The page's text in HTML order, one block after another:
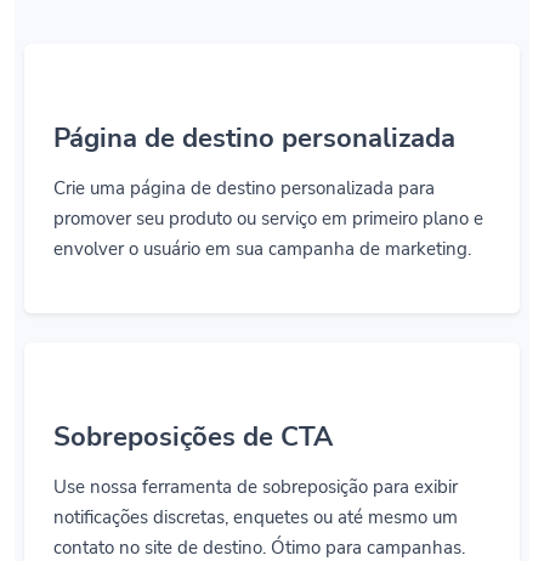
Página de destino personalizada
Crie uma página de destino personalizada para
promover seu produto ou serviço em primeiro plano e
envolver o usuário em sua campanha de marketing.
Sobreposições de CTA
Use nossa ferramenta de sobreposição para exibir
notificações discretas, enquetes ou até mesmo um
contato no site de destino. Ótimo para campanhas.